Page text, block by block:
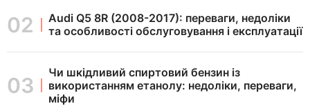
Audi Q5 8R (2008-2017): переваги, недоліки
та особливості обслуговування і експлуатації
Чи шкідливий спиртовий бензин із
використанням етанолу: недоліки, переваги,
міфи